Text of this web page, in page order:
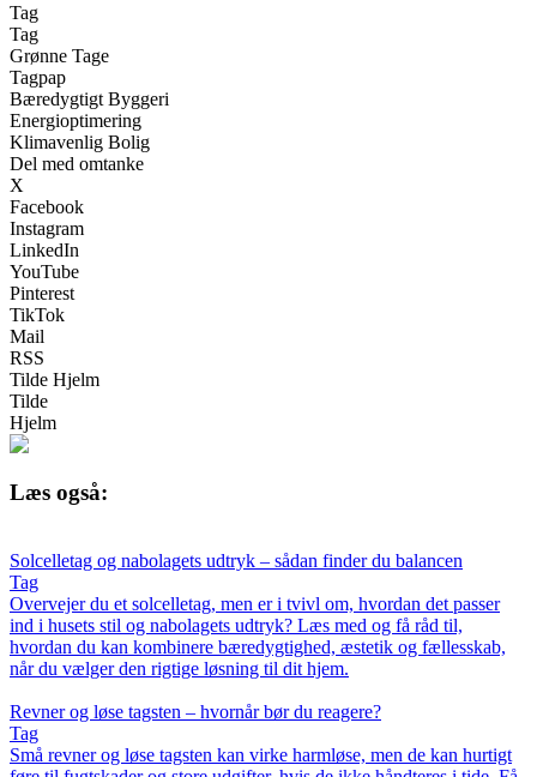
Tag
Tag
Grønne Tage
Tagpap
Bæredygtigt Byggeri
Energioptimering
Klimavenlig Bolig
Del med omtanke
X
Facebook
Instagram
LinkedIn
YouTube
Pinterest
TikTok
Mail
RSS
Tilde Hjelm
Tilde
Hjelm
Læs også:
Solcelletag og nabolagets udtryk – sådan finder du balancen
Tag
Overvejer du et solcelletag, men er i tvivl om, hvordan det passer
ind i husets stil og nabolagets udtryk? Læs med og få råd til,
hvordan du kan kombinere bæredygtighed, æstetik og fællesskab,
når du vælger den rigtige løsning til dit hjem.
Revner og løse tagsten – hvornår bør du reagere?
Tag
Små revner og løse tagsten kan virke harmløse, men de kan hurtigt